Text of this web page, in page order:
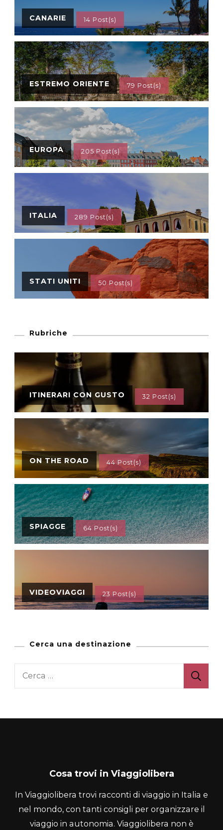
CANARIE 14 Post(s)
ESTREMO ORIENTE 79 Post(s)
EUROPA 205 Post(s)
ITALIA 289 Post(s)
STATI UNITI 50 Post(s)
Rubriche
ITINERARI CON GUSTO 32 Post(s)
ON THE ROAD 44 Post(s)
SPIAGGE 64 Post(s)
VIDEOVIAGGI 23 Post(s)
Cerca una destinazione
Ricerca
Cosa trovi in Viaggiolibera
In Viaggiolibera trovi racconti di viaggio in Italia e
nel mondo, con tanti consigli per organizzare il
viaggio in autonomia. Viaggiolibera non è